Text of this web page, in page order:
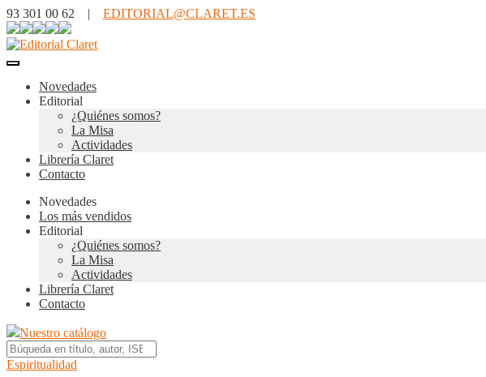
93 301 00 62 | EDITORIAL@CLARET.ES
Novedades
Editorial
¿Quiénes somos?
La Misa
Actividades
Librería Claret
Contacto
Novedades
Los más vendidos
Editorial
¿Quiénes somos?
La Misa
Actividades
Librería Claret
Contacto
Nuestro catálogo
Espiritualidad